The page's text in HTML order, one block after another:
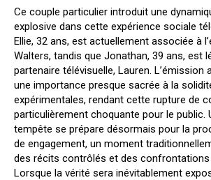
Ce couple particulier introduit une
explosive dans cette expérience sociale
Ellie, 32 ans, est actuellement associée à
Walters, tandis que Jonathan, 39 ans, est
partenaire télévisuelle, Lauren.
une importance presque sacrée à la
expérimentales, rendant cette rupture de
particulièrement choquante pour le public.
tempête se prépare désormais pour la
de engagement, un moment
des récits contrôlés et des
Lorsque la vérité sera inévitablement